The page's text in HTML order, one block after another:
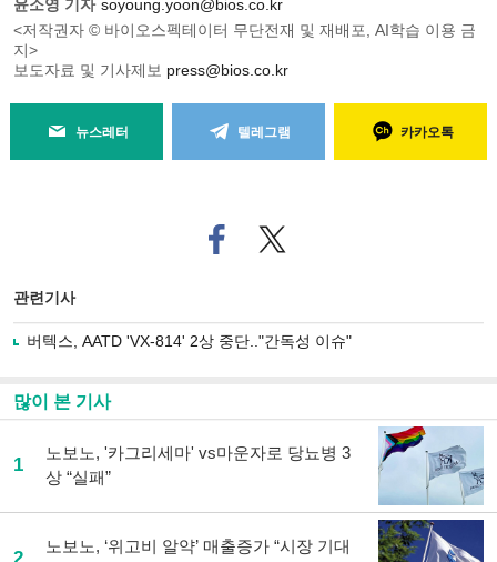
윤소영 기자 soyoung.yoon@bios.co.kr
<저작권자 © 바이오스펙테이터 무단전재 및 재배포, AI학습 이용 금
지>
보도자료 및 기사제보 press@bios.co.kr
뉴스레터 텔레그램 카카오톡
페
이
로
기
기
트위
터로
관련기사
버텍스, AATD 'VX-814' 2상 중단.."간독성 이슈"
많이 본 기사
1
노보노, '카그리세마' vs마운자로 당뇨병 3
상 “실패”
2
노보노, ‘위고비 알약’ 매출증가 “시장 기대